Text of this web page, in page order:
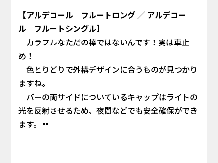
【アルデコール フルートロング ／ アルデコー
ル フルートシングル】
カラフルなただの棒ではないんです！実は車止
め！
色とりどりで外構デザインに合うものが見つかり
ますね。
バーの両サイドについているキャップはライトの
光を反射させるため、夜間などでも安全確保ができ
ます。🔦